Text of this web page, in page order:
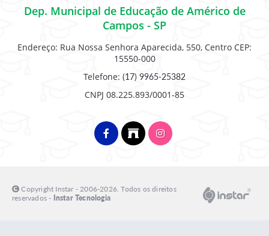
Dep. Municipal de Educação de Américo de
Campos - SP
Endereço: Rua Nossa Senhora Aparecida, 550, Centro CEP:
15550-000
Telefone: (17) 9965-25382
CNPJ 08.225.893/0001-85
Copyright Instar - 2006-2026. Todos os direitos
reservados - Instar Tecnologia